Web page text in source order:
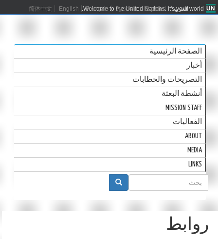
Welcome to the United Nations. It's your world.
العربية 简体中文 English Français Русский Español
الصفحة الرئيسية
أخبار
التصريحات والخطابات
أنشطة البعثة
MISSION STAFF
الفعاليات
ABOUT
MEDIA
LINKS
استمارة
البحث
بحث
روابط